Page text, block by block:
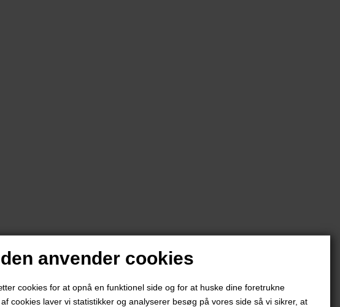
anvender cookies
cookies for at opnå en funktionel side og for at huske dine foretrukne
cookies laver vi statistikker og analyserer besøg på vores side så vi sikrer, at